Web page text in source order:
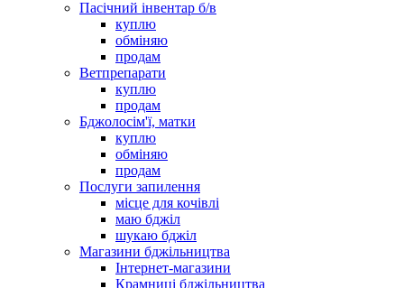
Пасічний інвентар б/в
куплю
обміняю
продам
Ветпрепарати
куплю
продам
Бджолосім'ї, матки
куплю
обміняю
продам
Послуги запилення
місце для кочівлі
маю бджіл
шукаю бджіл
Магазини бджільництва
Інтернет-магазини
Крамниці бджільництва